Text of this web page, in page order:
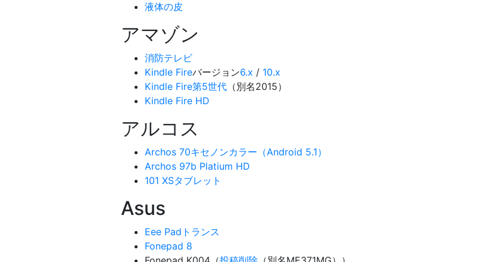
液体の皮
アマゾン
消防テレビ
Kindle Fireバージョン6.x / 10.x
Kindle Fire第5世代 （別名2015）
Kindle Fire HD
アルコス
Archos 70キセノンカラー（Android 5.1）
Archos 97b Platium HD
101 XSタブレット
Asus
Eee Padトランス
Fonepad 8